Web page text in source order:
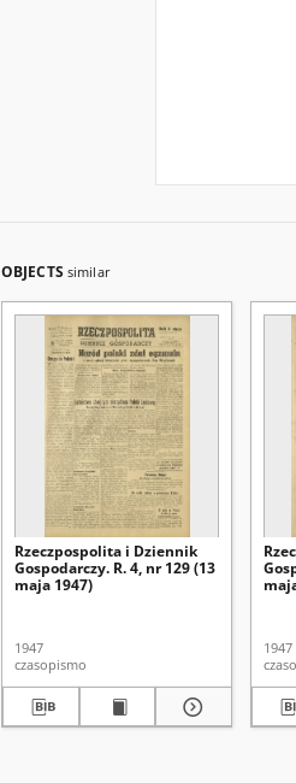
OBJECTS similar
Rzeczpospolita i Dziennik
Gospodarczy. R. 4, nr 129 (13
maja 1947)
1947
czasopismo
1947